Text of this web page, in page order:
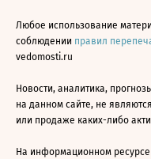
Любое использование
соблюдении правил
vedomosti.ru
Новости, аналитика,
на данном сайте, не
или продаже каких-либо
На информационном